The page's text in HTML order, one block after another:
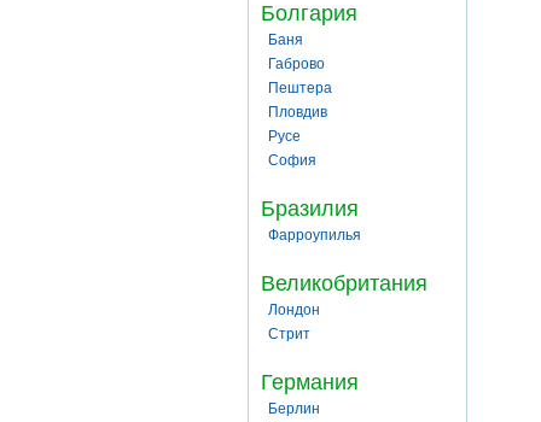
Болгария
Баня
Габрово
Пештера
Пловдив
Русе
София
Бразилия
Фарроупилья
Великобритания
Лондон
Стрит
Германия
Берлин